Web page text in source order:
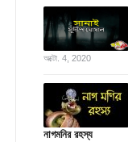
অক্টো. 4, 2020
নাগমনির রহস্য